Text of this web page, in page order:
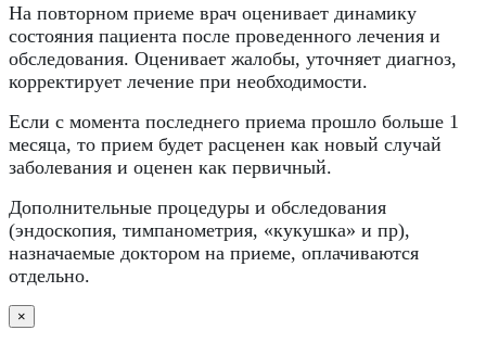
На повторном приеме врач оценивает динамику
состояния пациента после проведенного лечения и
обследования. Оценивает жалобы, уточняет диагноз,
корректирует лечение при необходимости.
Если с момента последнего приема прошло больше 1
месяца, то прием будет расценен как новый случай
заболевания и оценен как первичный.
Дополнительные процедуры и обследования
(эндоскопия, тимпанометрия, «кукушка» и пр),
назначаемые доктором на приеме, оплачиваются
отдельно.
×